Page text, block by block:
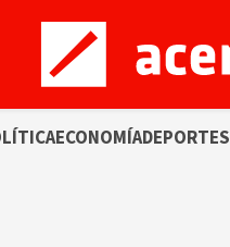
ECONOMÍADEPORTES